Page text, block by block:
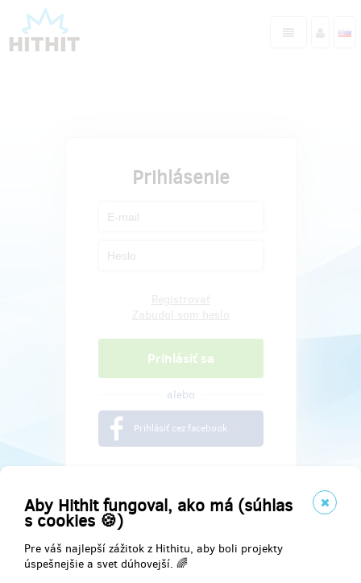
Aby Hithit fungoval, ako má (súhlas
s cookies 🍪)
Pre váš najlepší zážitok z Hithitu, aby boli projekty
úspešnejšie a svet dúhovejší. 🌈
Prihlásenie
alebo
Prihlásiť cez facebook